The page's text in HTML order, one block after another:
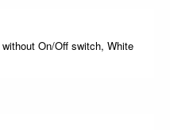
On/Off switch, White